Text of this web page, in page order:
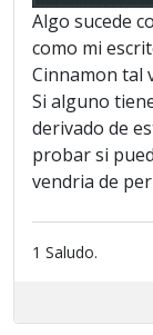
Algo sucede
como mi
Cinnamon tal
Si alguno
derivado de
probar si
vendria de
1 Saludo.